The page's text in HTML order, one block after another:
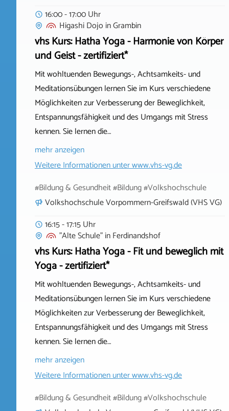
16:00 - 17:00 Uhr
Higashi Dojo inGrambin
vhs Kurs: Hatha Yoga - Harmonie von Körper
und Geist - zertifiziert*
Mit wohltuenden Bewegungs-, Achtsamkeits- und
Meditationsübungen lernen Sie im Kurs verschiedene
Möglichkeiten zur Verbesserung der Beweglichkeit,
Entspannungsfähigkeit und des Umgangs mit Stress
kennen. Sie lernen die…
mehr anzeigen
Weitere Informationen unterwww.vhs-vg.de
#Bildung & Gesundheit #Bildung #Volkshochschule
Volkshochschule Vorpommern-Greifswald (VHS VG)
16:15 - 17:15 Uhr
"Alte Schule"inFerdinandshof
vhs Kurs: Hatha Yoga - Fit und beweglich mit
Yoga - zertifiziert*
Mit wohltuenden Bewegungs-, Achtsamkeits- und
Meditationsübungen lernen Sie im Kurs verschiedene
Möglichkeiten zur Verbesserung der Beweglichkeit,
Entspannungsfähigkeit und des Umgangs mit Stress
kennen. Sie lernen die…
mehr anzeigen
Weitere Informationen unterwww.vhs-vg.de
#Bildung & Gesundheit #Bildung #Volkshochschule